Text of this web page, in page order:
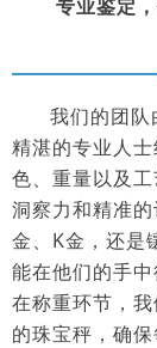
专业鉴定
我们的团
精湛的专业人
色、重量以及
洞察力和精准
金、K金，还是
能在他们的手中
在称重环节，
的珠宝秤，确